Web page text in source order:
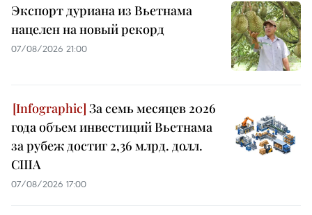
Экспорт дуриана из Вьетнама
нацелен на новый рекорд
07/08/2026 21:00
За семь месяцев 2026
года объем инвестиций Вьетнама
за рубеж достиг 2,36 млрд. долл.
США
07/08/2026 17:00